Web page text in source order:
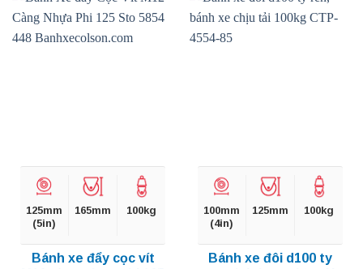
125mm
(5in)
165mm 100kg
Bánh xe đẩy cọc vít
100mm
(4in)
125mm 100kg
Bánh xe đôi d100 ty